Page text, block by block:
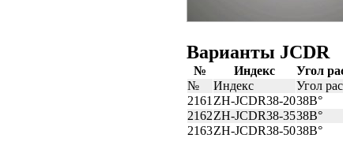
Варианты JCDR
№ Индекс Угол
№
Индекс Угол
2161ZH-JCDR38-2038В°
2162ZH-JCDR38-3538В°
2163ZH-JCDR38-5038В°